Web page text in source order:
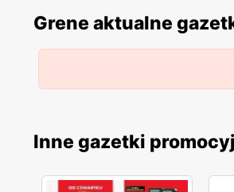
Grene posiada bardzo szeroką
również odzież roboczą oraz
oraz o nowościach w branży
Grene aktualne
Inne gazetki